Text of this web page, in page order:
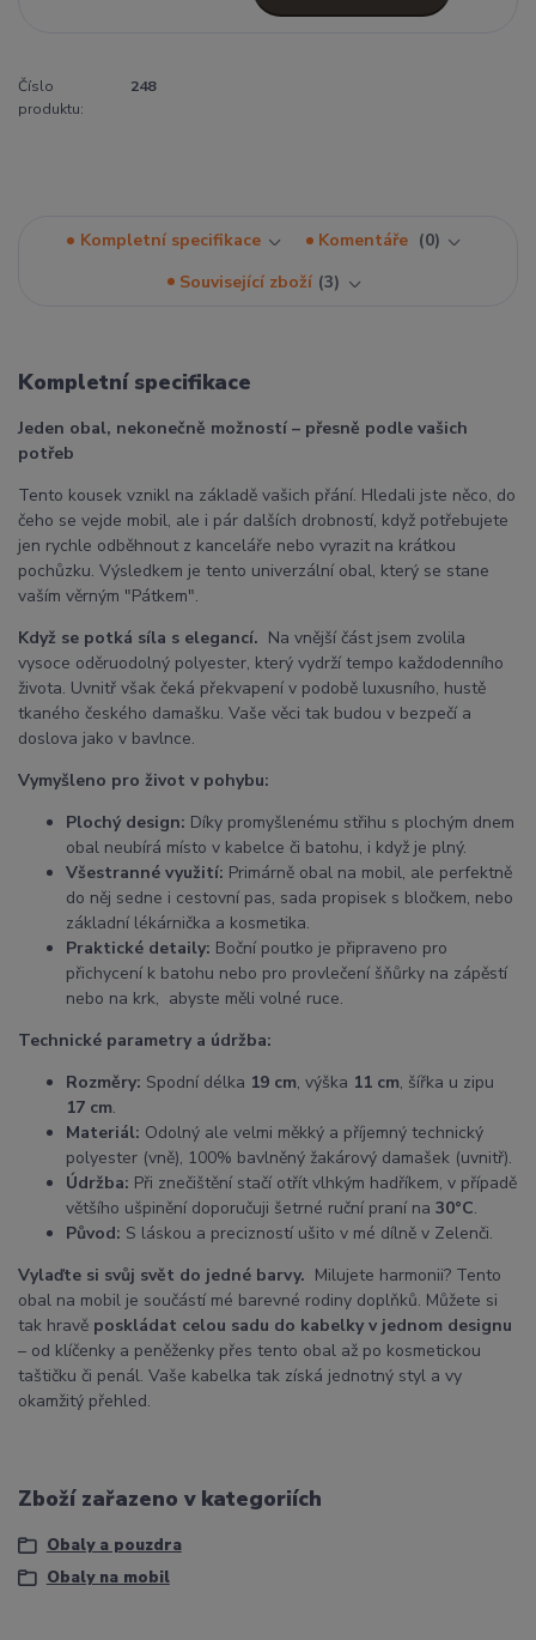
Číslo
produktu:
248
Kompletní specifikace Komentáře
0
Související zboží 3
Kompletní specifikace
Jeden obal, nekonečně možností – přesně podle vašich
potřeb
Tento kousek vznikl na základě vašich přání. Hledali jste něco, do
čeho se vejde mobil, ale i pár dalších drobností, když potřebujete
jen rychle odběhnout z kanceláře nebo vyrazit na krátkou
pochůzku. Výsledkem je tento univerzální obal, který se stane
vaším věrným "Pátkem".
Když se potká síla s elegancí. Na vnější část jsem zvolila
vysoce oděruodolný polyester, který vydrží tempo každodenního
života. Uvnitř však čeká překvapení v podobě luxusního, hustě
tkaného českého damašku. Vaše věci tak budou v bezpečí a
doslova jako v bavlnce.
Vymyšleno pro život v pohybu:
Plochý design: Díky promyšlenému střihu s plochým dnem
obal neubírá místo v kabelce či batohu, i když je plný.
Všestranné využití: Primárně obal na mobil, ale perfektně
do něj sedne i cestovní pas, sada propisek s bločkem, nebo
základní lékárnička a kosmetika.
Praktické detaily: Boční poutko je připraveno pro
přichycení k batohu nebo pro provlečení šňůrky na zápěstí
nebo na krk, abyste měli volné ruce.
Technické parametry a údržba:
Rozměry: Spodní délka 19 cm, výška 11 cm, šířka u zipu
17 cm.
Materiál: Odolný ale velmi měkký a příjemný technický
polyester (vně), 100% bavlněný žakárový damašek (uvnitř).
Údržba: Při znečištění stačí otřít vlhkým hadříkem, v případě
většího ušpinění doporučuji šetrné ruční praní na 30°C.
Původ: S láskou a precizností ušito v mé dílně v Zelenči.
Vylaďte si svůj svět do jedné barvy. Milujete harmonii? Tento
obal na mobil je součástí mé barevné rodiny doplňků. Můžete si
tak hravě poskládat celou sadu do kabelky v jednom designu
– od klíčenky a peněženky přes tento obal až po kosmetickou
taštičku či penál. Vaše kabelka tak získá jednotný styl a vy
okamžitý přehled.
Zboží zařazeno v kategoriích
Obaly a pouzdra
Obaly na mobil